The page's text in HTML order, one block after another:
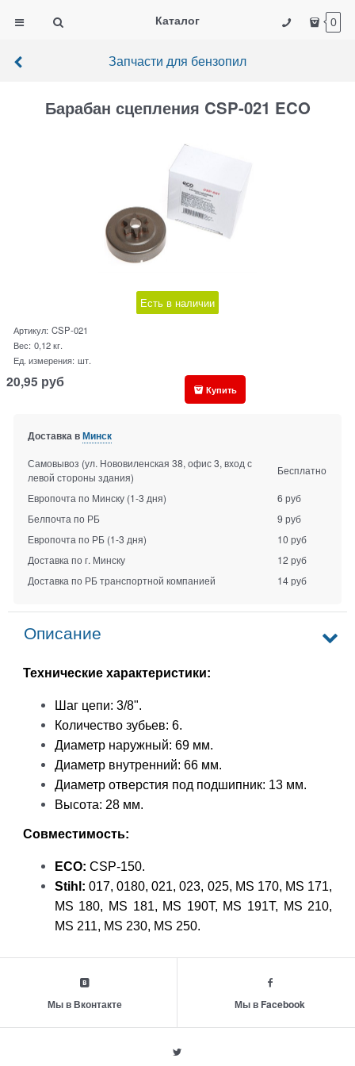
Каталог 0
Запчасти для бензопил
Барабан сцепления CSP-021 ECO
Есть в наличии
Артикул: CSP-021
Вес: 0,12кг.
Ед. измерения: шт.
20,95 руб Купить
Доставка вМинск
Самовывоз (ул. Нововиленская 38, офис 3, вход с
левой стороны здания)
Бесплатно
Европочта по Минску (1-3 дня)
6 руб
Белпочта по РБ
9 руб
Европочта по РБ (1-3 дня)
10 руб
Доставка по г. Минску
12 руб
Доставка по РБ транспортной компанией
14 руб
Описание
Технические характеристики:
Шаг цепи: 3/8".
Количество зубьев: 6.
Диаметр наружный: 69 мм.
Диаметр внутренний: 66 мм.
Диаметр отверстия под подшипник: 13 мм.
Высота: 28 мм.
Совместимость:
ECO: CSP-150.
Stihl: 017, 0180, 021, 023, 025, MS 170, MS 171,
MS 180, MS 181, MS 190T, MS 191T, MS 210,
MS 211, MS 230, MS 250.
Мы в Вконтакте Мы в Facebook